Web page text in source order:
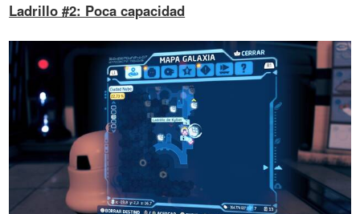
Ladrillo #2: Poca capacidad